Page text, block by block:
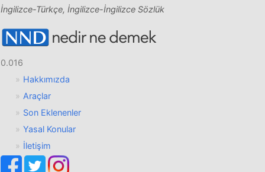
İngilizce-Türkçe, İngilizce-İngilizce Sözlük
0.016
Hakkımızda
Araçlar
Son Eklenenler
Yasal Konular
İletişim